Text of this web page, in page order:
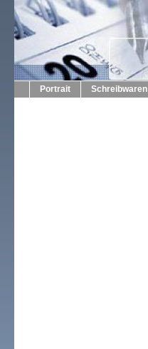
Portrait Schreibwaren